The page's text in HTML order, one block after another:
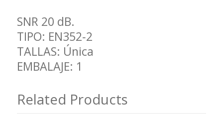
SNR 20 dB.
TIPO: EN352‐2
TALLAS: Única
EMBALAJE: 1
Related Products